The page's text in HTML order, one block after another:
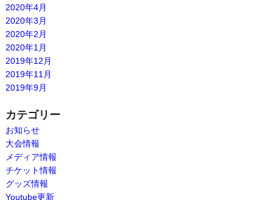
2020年4月
2020年3月
2020年2月
2020年1月
2019年12月
2019年11月
2019年9月
カテゴリー
お知らせ
大会情報
メディア情報
チケット情報
グッズ情報
Youtube更新